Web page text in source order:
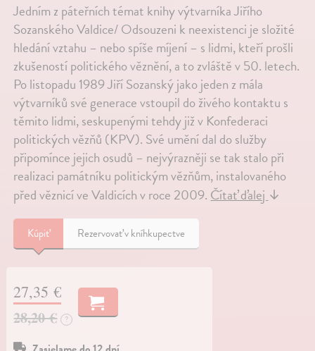
Jedním z páteřních témat knihy výtvarníka Jiřího
Sozanského Valdice/ Odsouzeni k neexistenci je složité
hledání vztahu – nebo spíše míjení – s lidmi, kteří prošli
zkušeností politického věznění, a to zvláště v 50. letech.
Po listopadu 1989 Jiří Sozanský jako jeden z mála
výtvarníků své generace vstoupil do živého kontaktu s
těmito lidmi, seskupenými tehdy již v Konfederaci
politických vězňů (KPV). Své umění dal do služby
připomínce jejich osudů – nejvýrazněji se tak stalo při
realizaci památníku politickým vězňům, instalovaného
před věznicí ve Valdicích v roce 2009.Čítať ďalej↓
Kúpiť Rezervovať v kníhkupectve
27,35 €
28,20 € ?